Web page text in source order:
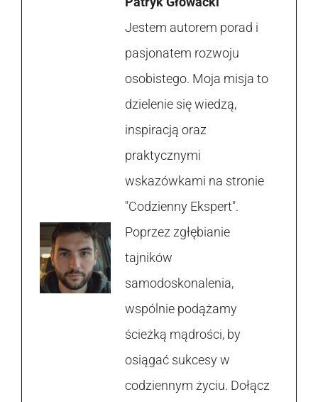
Jestem autorem porad i
pasjonatem rozwoju
osobistego. Moja misja to
dzielenie się wiedzą,
inspiracją oraz
praktycznymi
wskazówkami na stronie
"Codzienny Ekspert".
Poprzez zgłębianie
tajników
samodoskonalenia,
wspólnie podążamy
ścieżką mądrości, by
osiągać sukcesy w
codziennym życiu. Dołącz